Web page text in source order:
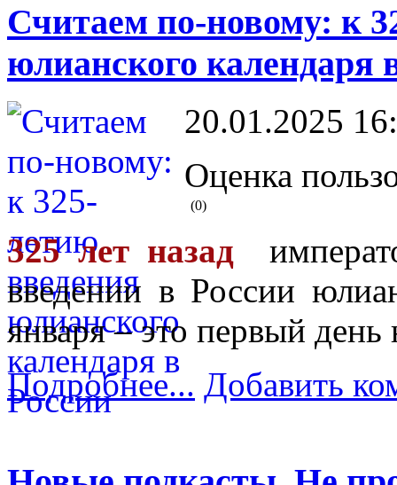
Считаем по-новому: к
юлианского календаря
20.01.2025
Оценка
(0)
325 лет назад
введении в России
января – это первый день
Подробнее... Добавить